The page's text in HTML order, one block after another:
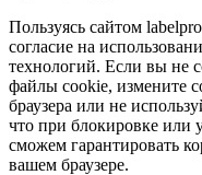
Пользуясь сайтом
согласие на
технологий. Если вы не
файлы cookie, измените
браузера или не
что при блокировке или
сможем гарантировать
вашем браузере.